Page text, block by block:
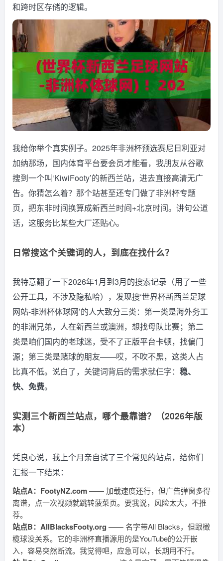
和跨时区存储的逻辑。
我给你举个真实例子。2025年非洲杯预选赛尼日利亚对
加纳那场，国内体育平台要会员才能看，我朋友从谷歌
搜到一个叫‘KiwiFooty’的新西兰站，进去直接高清无广
告。你猜怎么着？那个站甚至还专门做了非洲杯专题
页，把东非时间换算成新西兰时间+北京时间。讲句公道
话，这服务比某些大厂还贴心。
日常搜这个关键词的人，到底在找什么？
我特意翻了一下2026年1月到3月的搜索记录（用了一些
公开工具，不涉及隐私哈），发现搜‘世界杯新西兰足球
网站-非洲杯体球网’的人大致分三类：第一类是海外务工
的非洲兄弟，人在新西兰或澳洲，想找母队比赛；第二
类是咱们国内的老球迷，受不了正版平台卡顿，找偏门
源；第三类是赌球的朋友——哎，不吹不黑，这类人占
比真不低。说白了，关键词背后的需求就仨字： 稳、
快、免费。
实测三个新西兰站点，哪个最靠谱？（2026年版
本）
凭良心说，我上个月亲自试了三个常见的站点，给你们
汇报一下结果：
站点A：FootyNZ.com—— 加载速度还行，但广告弹窗多得
离谱，点一次视频就跳转菠菜页。要我说，风险太大，不推
荐。
站点B：AllBlacksFooty.org —— 名字带All Blacks，但跟橄
榄球没关系。它的非洲杯直播源用的是YouTube的公开嵌
入，容易突然断流。我觉得吧，应急可以，长期用不行。